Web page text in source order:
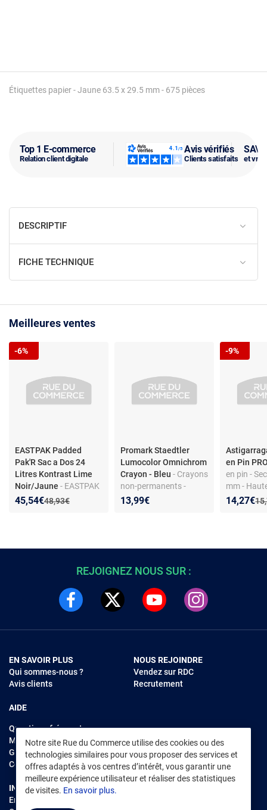
Top 1 E-commerce
Relation client digitale
Avis vérifiés
Clients satisfaits
SAV
et
Étiquettes papier - Jaune 63.5 x 29.5 mm - 675 pièces
DESCRIPTIF
FICHE TECHNIQUE
Meilleures ventes
EASTPAK Padded
Pak'R Sac a Dos 24
Litres Kontrast Lime
Noir/Jaune - EASTPAK
PADDED PAK'R Sac à
Ancien prix :
48,93€
Nouveau prix :
45,54€
Réduction de :
-6%
Promark Staedtler
Lumocolor Omnichrom
Crayon - Bleu- Crayons
non-permanents -
Marquage sur toutes
13,99€
en Pin
en pin -
mm -
Supporte
Nouveau
14,27€
-9%
Notre site Rue du Commerce utilise des cookies ou des
technologies similaires pour vous proposer des services et
offres adaptés à vos centres d’intérêt, vous garantir une
meilleure expérience utilisateur et réaliser des statistiques
de visites. En savoir plus.
REJOIGNEZ NOUS SUR :
EN SAVOIR PLUS
Qui sommes-nous ?
Avis clients
AIDE
Questions fréquentes
Modes de règlements
Garantie et retours
Contacter Rue du Commerce
NOUS REJOINDRE
Vendez sur RDC
Recrutement
INFORMATIONS LÉGALES
Environnement